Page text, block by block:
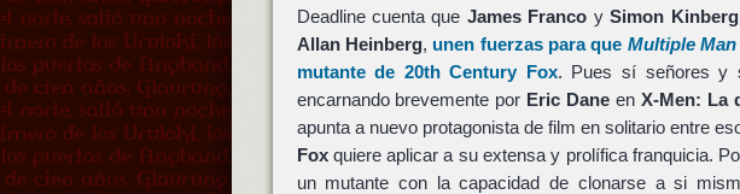
Deadline cuenta que James Franco ySimon Kinberg
Allan Heinberg, unen fuerzas para que Multiple Man
mutante de 20th Century Fox. Pues sí señores y
encarnando brevemente por Eric Dane enX-Men: La
apunta a nuevo protagonista de film en solitario entre
Foxquiere aplicar a su extensa y prolífica franquicia.
un mutante con la capacidad de clonarse a si